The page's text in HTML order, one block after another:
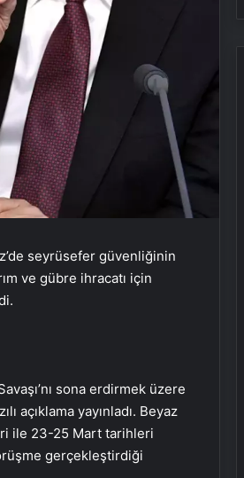
seyrüsefer güvenliğinin
ve gübre ihracatı için
sona erdirmek üzere
açıklama yayınladı. Beyaz
ile 23-25 Mart tarihleri
gerçekleştirdiği